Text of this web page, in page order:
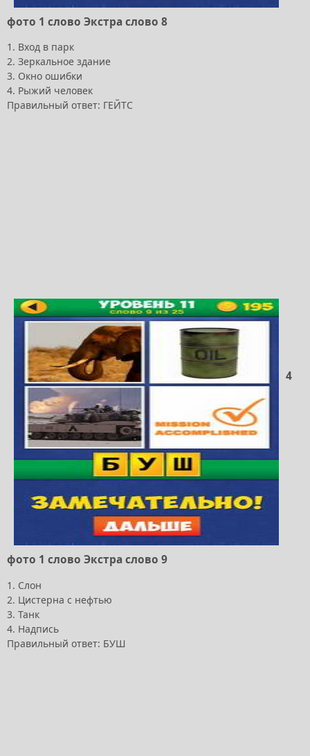
фото 1 слово Экстра слово 8
1. Вход в парк
2. Зеркальное здание
3. Окно ошибки
4. Рыжий человек
Правильный ответ: ГЕЙТС
4
фото 1 слово Экстра слово 9
1. Слон
2. Цистерна с нефтью
3. Танк
4. Надпись
Правильный ответ: БУШ